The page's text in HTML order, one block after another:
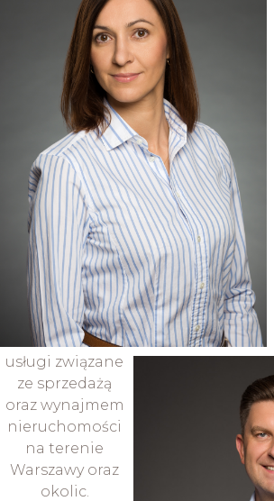
usługi związane
ze sprzedażą
oraz wynajmem
nieruchomości
na terenie
Warszawy oraz
okolic.